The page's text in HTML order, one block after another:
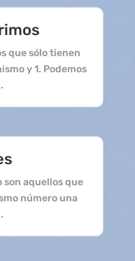
que sólo tienen
y 1. Podemos
son aquellos que
número una